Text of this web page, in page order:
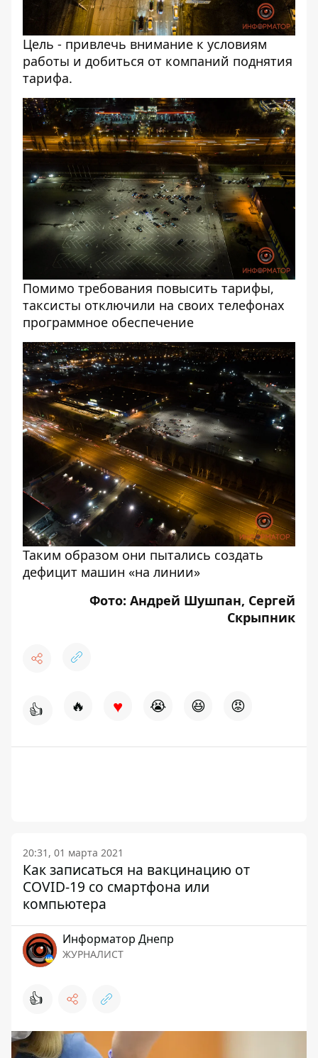
Цель - привлечь внимание к условиям
работы и добиться от компаний поднятия
тарифа.
Помимо требования повысить тарифы,
таксисты отключили на своих телефонах
программное обеспечение
Таким образом они пытались создать
дефицит машин «на линии»
Фото: Андрей Шушпан, Сергей
Скрыпник
👍 🔥 ♥ 😭 😆 😡
20:31, 01 марта 2021
Как записаться на вакцинацию от
COVID-19 со смартфона или
компьютера
Информатор Днепр
ЖУРНАЛИСТ
👍